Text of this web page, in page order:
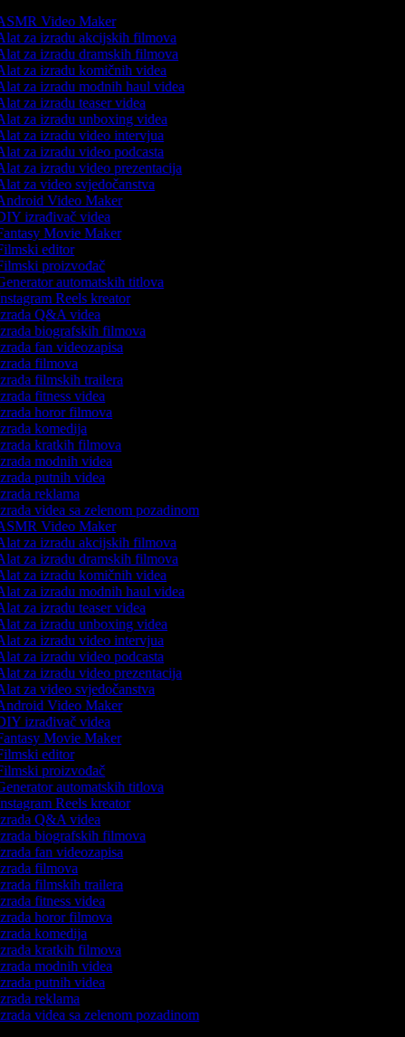
Video Maker
za izradu akcijskih filmova
za izradu dramskih filmova
za izradu komičnih videa
za izradu modnih haul videa
za izradu teaser videa
za izradu unboxing videa
za izradu video intervjua
za izradu video podcasta
za izradu video prezentacija
za video svjedočanstva
Video Maker
izrađivač videa
Movie Maker
editor
proizvođač
automatskih titlova
Reels kreator
Q&A videa
biografskih filmova
fan videozapisa
filmova
filmskih trailera
fitness videa
horor filmova
komedija
kratkih filmova
modnih videa
putnih videa
reklama
videa sa zelenom pozadinom
Video Maker
za izradu akcijskih filmova
za izradu dramskih filmova
za izradu komičnih videa
za izradu modnih haul videa
za izradu teaser videa
za izradu unboxing videa
za izradu video intervjua
za izradu video podcasta
za izradu video prezentacija
za video svjedočanstva
Video Maker
izrađivač videa
Movie Maker
editor
proizvođač
automatskih titlova
Reels kreator
Q&A videa
biografskih filmova
fan videozapisa
filmova
filmskih trailera
fitness videa
horor filmova
komedija
kratkih filmova
modnih videa
putnih videa
reklama
videa sa zelenom pozadinom